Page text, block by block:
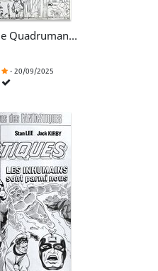
Achille Talon et le Quadrumane Optimiste - Michel Greg - planche originale n°5 - comic art
- 20/09/2025